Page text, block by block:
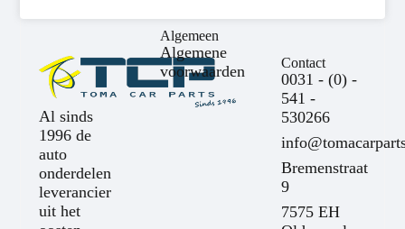
Al sinds
1996 de
auto
onderdelen
leverancier
uit het
Algemeen
Algemene
voorwaarden
Contact
0031 - (0) -
541 -
530266
Bremenstraat
9
7575 EH